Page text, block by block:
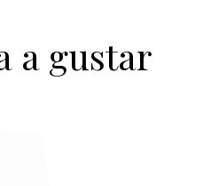
a gustar